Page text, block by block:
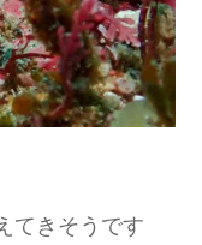
てきそうです